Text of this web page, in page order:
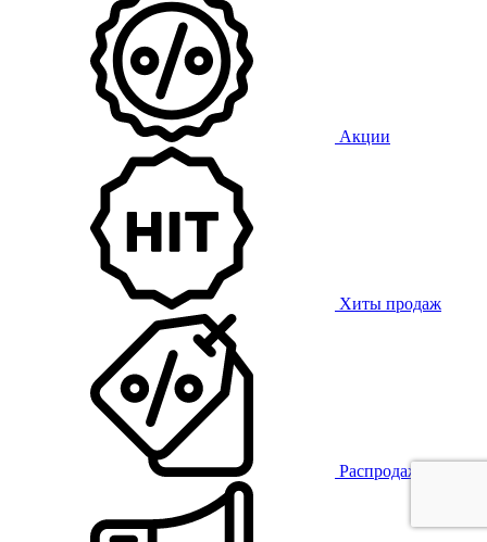
Акции
Хиты продаж
Распродажа